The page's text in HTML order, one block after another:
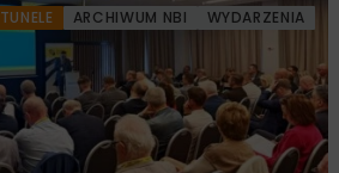
TUNELE ARCHIWUM NBI WYDARZENIA